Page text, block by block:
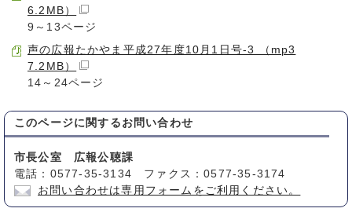
6.2MB）
9～13ページ
声の広報たかやま平成27年度10月1日号-3 （mp3
7.2MB）
14～24ページ
このページに関する お問い合わせ
市長公室 広報公聴課
電話：0577-35-3134 ファクス：0577-35-3174
お問い合わせは専用フォームをご利用ください。